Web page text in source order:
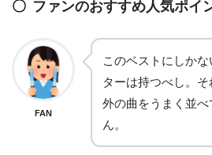
ファンのおすすめ人気ポイ
FAN
このベストにしか
ターは持つべし。
外の曲をうまく並
ん。